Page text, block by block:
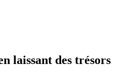
laissant des trésors